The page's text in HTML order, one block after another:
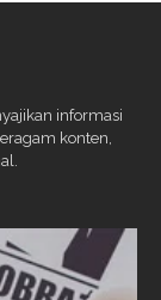
informasi
konten,